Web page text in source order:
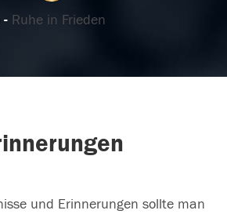
Ruhe in Frieden
und Erinnerungen sollte man